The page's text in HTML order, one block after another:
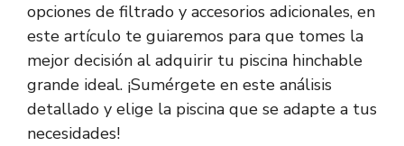
opciones de filtrado y accesorios adicionales, en
este artículo te guiaremos para que tomes la
mejor decisión al adquirir tu piscina hinchable
grande ideal. ¡Sumérgete en este análisis
detallado y elige la piscina que se adapte a tus
necesidades!